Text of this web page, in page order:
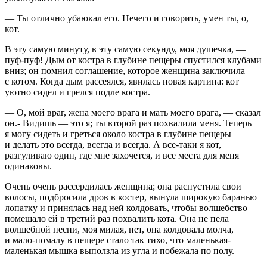
— Ты отлично убаюкал его. Нечего и говорить, умен ты, о,
кот.
В эту самую минуту, в эту самую секунду, моя душечка, —
пуф-пуф! Дым от костра в глубине пещеры спустился клубами
вниз; он помнил соглашение, которое женщина заключила
с котом. Когда дым рассеялся, явилась новая картина: кот
уютно сидел и грелся подле костра.
— О, мой враг, жена моего врага и мать моего врага, — сказал
он.- Видишь — это я; ты второй раз похвалила меня. Теперь
я могу сидеть и греться около костра в глубине пещеры
и делать это всегда, всегда и всегда. А все-таки я кот,
разгуливаю один, где мне захочется, и все места для меня
одинаковы.
Очень очень рассердилась женщина; она распустила свои
волосы, подбросила дров в костер, вынула широкую баранью
лопатку и принялась над ней колдовать, чтобы волшебство
помешало ей в третий раз похвалить кота. Она не пела
волшебной песни, моя милая, нет, она колдовала молча,
и мало-помалу в пещере стало так тихо, что маленькая-
маленькая мышка выползла из угла и побежала по полу.